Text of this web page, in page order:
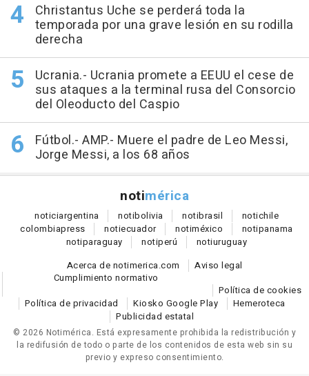
Christantus Uche se perderá toda la
temporada por una grave lesión en su rodilla
derecha
Ucrania.- Ucrania promete a EEUU el cese de
sus ataques a la terminal rusa del Consorcio
del Oleoducto del Caspio
Fútbol.- AMP.- Muere el padre de Leo Messi,
Jorge Messi, a los 68 años
notimérica
noticiargentina notibolivia notibrasil notichile
colombiapress notiecuador notiméxico notipanama
notiparaguay notiperú notiuruguay
Acerca de notimerica.com
Aviso legal
Cumplimiento normativo
Política de cookies
Política de privacidad
Kiosko Google Play
Hemeroteca
Publicidad estatal
© 2026 Notimérica. Está expresamente prohibida la redistribución y
la redifusión de todo o parte de los contenidos de esta web sin su
previo y expreso consentimiento.